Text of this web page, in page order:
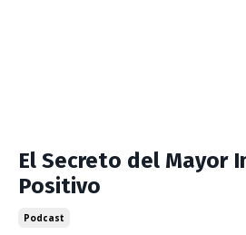
El Secreto del Mayor
Positivo
Podcast